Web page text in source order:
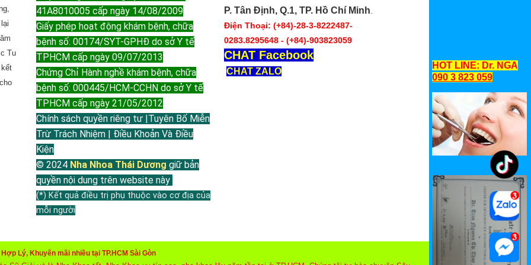
Lý, Khuyến mãi nhiều tại TP.HCM Sài Gòn
Tu
41A8010005 cấp ngày 14/08/2009
Giấy phép hoạt động khám bệnh, chữa
bệnh số: 00174/SYT-GPHĐ do sở Y tế
TPHCM cấp ngày 09/07/2013
Chứng Chỉ Hành nghề khám bệnh, chữa
bệnh số: 000445/HCM-CCHN do sở Y tế
TPHCM cấp ngày 21/05/2012
Chính sách quyền riêng tư |Tuyên Bố Miễn
Trừ Trách Nhiệm | Điều Khoản Và Điều
Kiện
© 2024 Nha Nhoa Thái Dương giữ bản
quyền nội dung trên website này
(*) Kết quả điều trị phụ thuộc vào cơ địa của
mỗi người
P. Tân Định, Q.1, TP. Hồ Chí Minh.
Điện Thoại: (+84)-28-3-8222487-
0283.8295648 - (+84)-903823059
CHAT Facebook
CHAT ZALO
HOT LINE: Dr. NGA
090 3 823 059